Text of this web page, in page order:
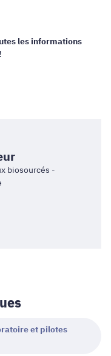
les informations
biosourcés -
et pilotes